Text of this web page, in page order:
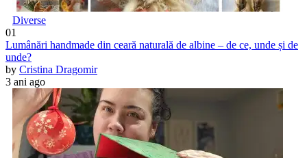
Diverse
01
Lumânări handmade din ceară naturală de albine – de ce, unde și de
unde?
by Cristina Dragomir
3 ani ago